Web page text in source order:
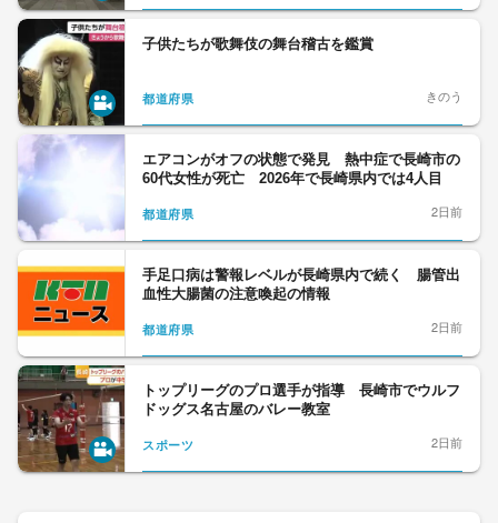
子供たちが歌舞伎の舞台稽古を鑑賞
都道府県 きのう
エアコンがオフの状態で発見 熱中症で長崎市の
60代女性が死亡 2026年で長崎県内では4人目
都道府県 2日前
手足口病は警報レベルが長崎県内で続く 腸管出
血性大腸菌の注意喚起の情報
都道府県 2日前
トップリーグのプロ選手が指導 長崎市でウルフ
ドッグス名古屋のバレー教室
スポーツ 2日前